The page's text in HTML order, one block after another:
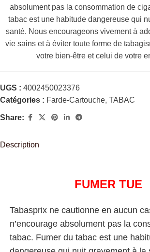
absolument pas la consommation de
tabac est une habitude dangereuse qui
santé. Nous encourageons vivement à
vie sains et à éviter toute forme de
votre bien-être et celui de votre
UGS : 4002450023376
Catégories : Farde-Cartouche, TABAC
Share:
Description
FUMER TUE
Tabasprix ne cautionne en aucun
n’encourage absolument pas la
tabac. Fumer du tabac est une